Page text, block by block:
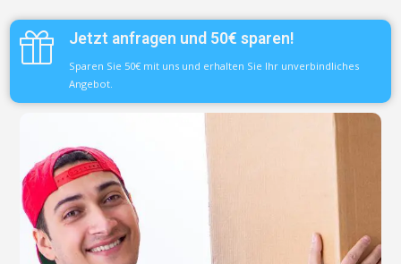
Jetzt anfragen und 50€ sparen!
Sparen Sie 50€ mit uns und erhalten Sie Ihr unverbindliches
Angebot.